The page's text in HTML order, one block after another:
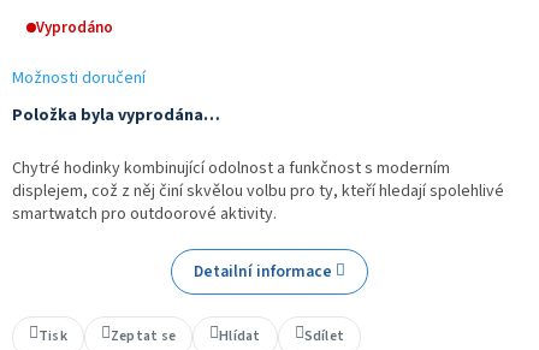
cena:
Vyprodáno
Možnosti doručení
Položka byla vyprodána…
Chytré hodinky kombinující odolnost a funkčnost s moderním
displejem, což z něj činí skvělou volbu pro ty, kteří hledají spolehlivé
smartwatch pro outdoorové aktivity.
Detailní informace
Tisk Zeptat se Hlídat Sdílet